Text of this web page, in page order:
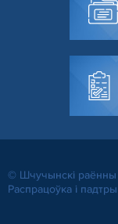
© Шчучынскі раённы
Распрацоўка і